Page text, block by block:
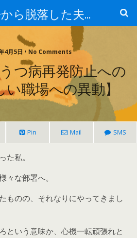
出世競争から脱落した夫と妻の日常
4月5日 • No Comments
うつ病再発防止への
職場への異動】
Pin Mail SMS
私。
な部署へ。
ものの、それなりにやってきまし
という意味か、心機一転頑張れと